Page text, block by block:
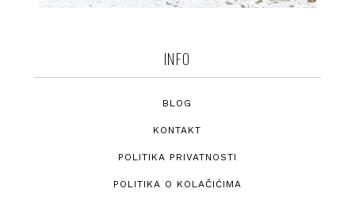
INFO
BLOG
KONTAKT
POLITIKA PRIVATNOSTI
POLITIKA O KOLAČIĆIMA